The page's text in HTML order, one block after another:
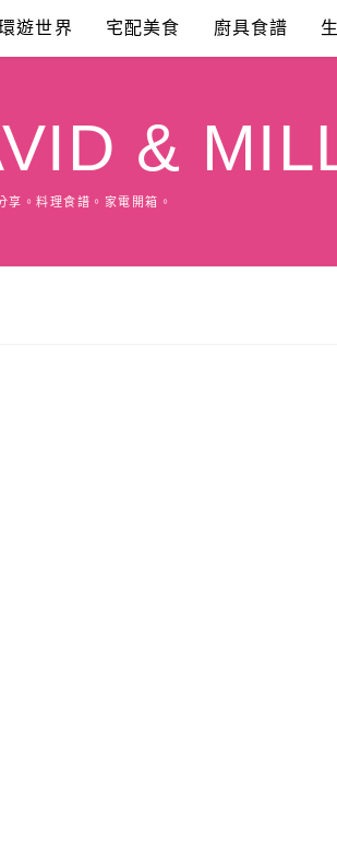
遊世界 宅配美食 廚具食譜
&
享。料理食譜。家電開箱。